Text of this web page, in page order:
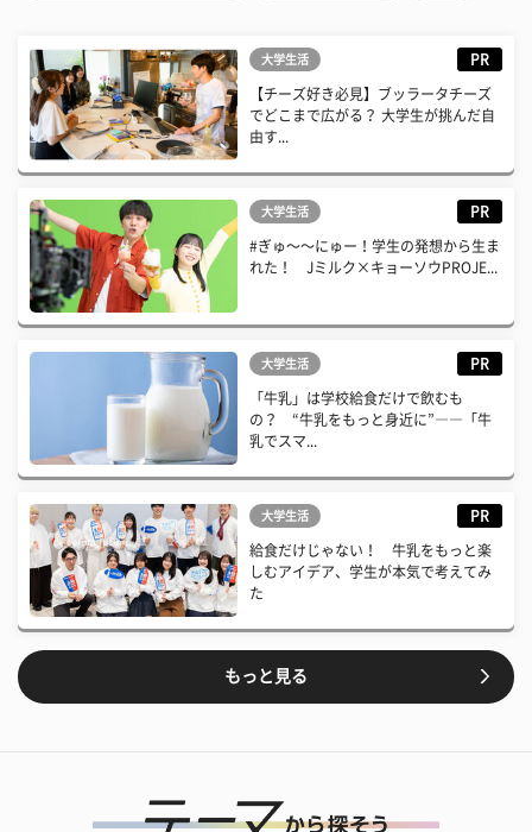
大学生活 PR
【チーズ好き必見】ブッラータチーズ
でどこまで広がる？ 大学生が挑んだ自
由す...
大学生活 PR
#ぎゅ〜〜にゅー！学生の発想から生ま
れた！ Jミルク×キョーソウPROJE...
大学生活 PR
「牛乳」は学校給食だけで飲むも
の？ “牛乳をもっと身近に”――「牛
乳でスマ...
大学生活 PR
給食だけじゃない！ 牛乳をもっと楽
しむアイデア、学生が本気で考えてみ
た
もっと見る